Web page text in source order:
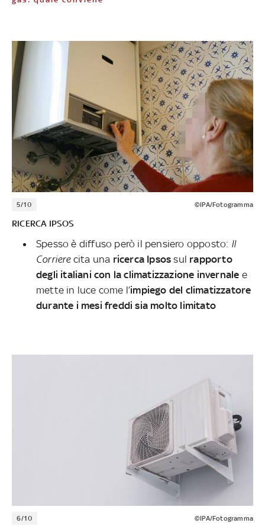
5/10 ©IPA/Fotogramma
RICERCA IPSOS
Spesso è diffuso però il pensiero opposto: Il
Corrierecita una ricerca Ipsossul rapporto
degli italiani con la climatizzazione invernale e
mette in luce come l’impiego del climatizzatore
durante i mesi freddi sia molto limitato
6/10 ©IPA/Fotogramma